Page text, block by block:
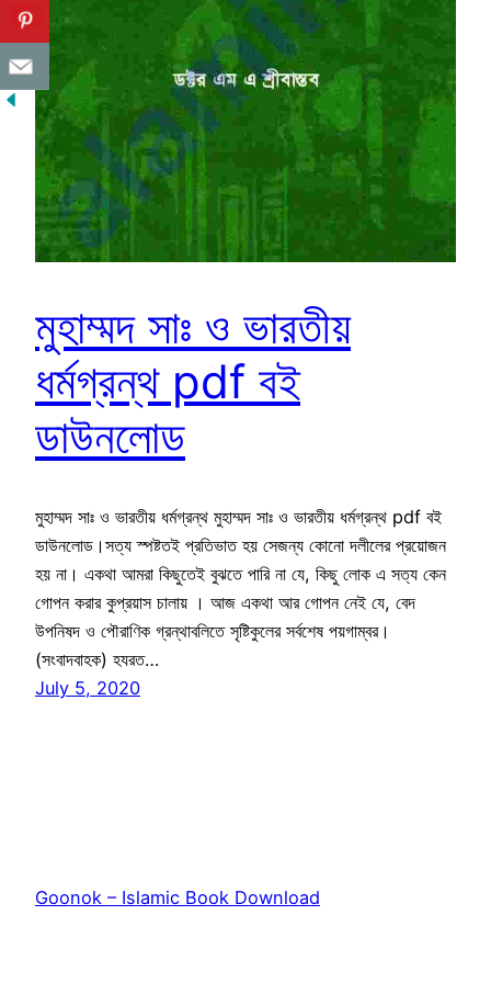
মুহাম্মদ সাঃ ও ভারতীয়
ধর্মগ্রন্থ pdf বই
ডাউনলোড
মুহাম্মদ সাঃ ও ভারতীয় ধর্মগ্রন্থ মুহাম্মদ সাঃ ও ভারতীয় ধর্মগ্রন্থ pdf বই
ডাউনলোড।সত্য স্পষ্টতই প্রতিভাত হয় সেজন্য কোনো দলীলের প্রয়োজন
হয় না। একথা আমরা কিছুতেই বুঝতে পারি না যে, কিছু লোক এ সত্য কেন
গোপন করার কুপ্রয়াস চালায় । আজ একথা আর গোপন নেই যে, বেদ
উপনিষদ ও পৌরাণিক গ্রন্থাবলিতে সৃষ্টিকুলের সর্বশেষ পয়গাম্বর।
(সংবাদবাহক) হযরত…
July 5, 2020
Goonok – Islamic Book Download